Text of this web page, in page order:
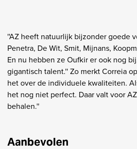
''AZ heeft natuurlijk bijzonder goede
Penetra, De Wit, Smit, Mijnans,
En nu hebben ze Oufkir er ook nog
gigantisch talent.'' Zo merkt Correia
het over de individuele kwaliteiten.
het nog niet perfect. Daar valt voor
behalen.''
Aanbevolen